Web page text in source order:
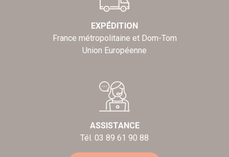
EXPÉDITION
France métropolitaine et Dom-Tom
Union Européenne
ASSISTANCE
Tél. 03 89 61 90 88